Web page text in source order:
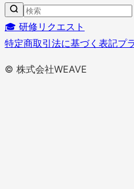
🎓 研修リクエスト
特定商取引法に基づく表記プ
© 株式会社WEAVE